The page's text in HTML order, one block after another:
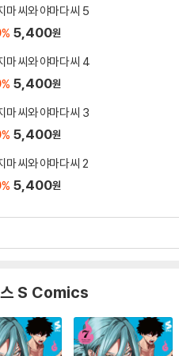
마 씨와 야마다 씨 5
% 5,400원
마 씨와 야마다 씨 4
% 5,400원
마 씨와 야마다 씨 3
% 5,400원
마 씨와 야마다 씨 2
% 5,400원
S Comics